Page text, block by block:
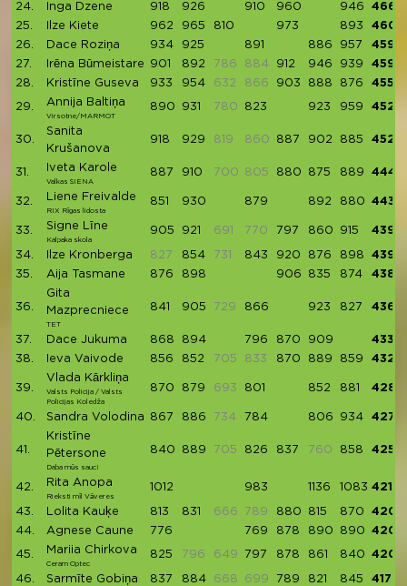
24. Inga Dzene 918 926 910 960 946
4660
25.
Ilze Kiete 962 965 810 973 893
4603
26.
Dace Roziņa 934 925 891 886 957
4593
27.
Irēna Būmeistare 901 892 786 884 912 946 939
4590
28.
Kristīne Guseva 933 954 632 866 903 888 876 4554
29. Annija Baltiņa
Virsotne/MARMOT
890 931 780 823 923 959 4526
30.
Sanita
Krušanova
918 929 819 860 887 902 885 4521
31. Iveta Karole
Valkas SIENA
887 910 700 805 880 875 889 4441
32. Liene Freivalde
RIX Rīgas lidosta
851 930 879 892 880 4432
33. Signe Līne
Kalpaka skola
905 921 691 770 797 860 915 4398
34. Ilze Kronberga 827 854 731 843 920 876 898
4391
35.
Aija Tasmane 876 898 906 835 874 4389
36.
Gita
Mazprecniece
TET
841 905 729 866 923 827 4362
37. Dace Jukuma 868 894 796 870 909
4337
38.
Ieva Vaivode 856 852 705 833 870 889 859 4326
39.
Vlada Kārkliņa
Valsts Policija / Valsts
Policijas Koledža
870 879 693 801 852 881 4283
40. Sandra Volodina 867 886 734 784 806 934 4277
41.
Kristīne
Pētersone
Daba mūs sauc!
840 889 705 826 837 760 858 4250
42. Rita Anopa
Rieksti mīl Vāveres
1012 983 1136 1083 4214
43. Lolita Kauķe 813 831 666 789 880 815 870
4209
44.
Agnese Caune 776 769 878 890 890 4203
45. Mariia Chirkova
Ceram Optec
825 796 649 797 878 861 840 4201
46. Sarmīte Gobiņa 837 884 668 699 789 821 845 4176